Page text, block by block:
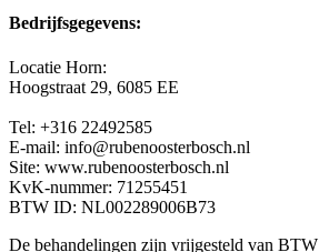
Bedrijfsgegevens:
Locatie Horn:
Hoogstraat 29, 6085 EE
Tel: +316 22492585
E-mail: info@rubenoosterbosch.nl
Site: www.rubenoosterbosch.nl
KvK-nummer: 71255451
BTW ID: NL002289006B73
De behandelingen zijn vrijgesteld van BTW